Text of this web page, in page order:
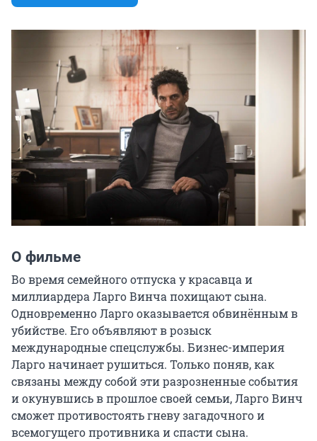
О фильме
Во время семейного отпуска у красавца и
миллиардера Ларго Винча похищают сына.
Одновременно Ларго оказывается обвинённым в
убийстве. Его объявляют в розыск
международные спецслужбы. Бизнес-империя
Ларго начинает рушиться. Только поняв, как
связаны между собой эти разрозненные события
и окунувшись в прошлое своей семьи, Ларго Винч
сможет противостоять гневу загадочного и
всемогущего противника и спасти сына.